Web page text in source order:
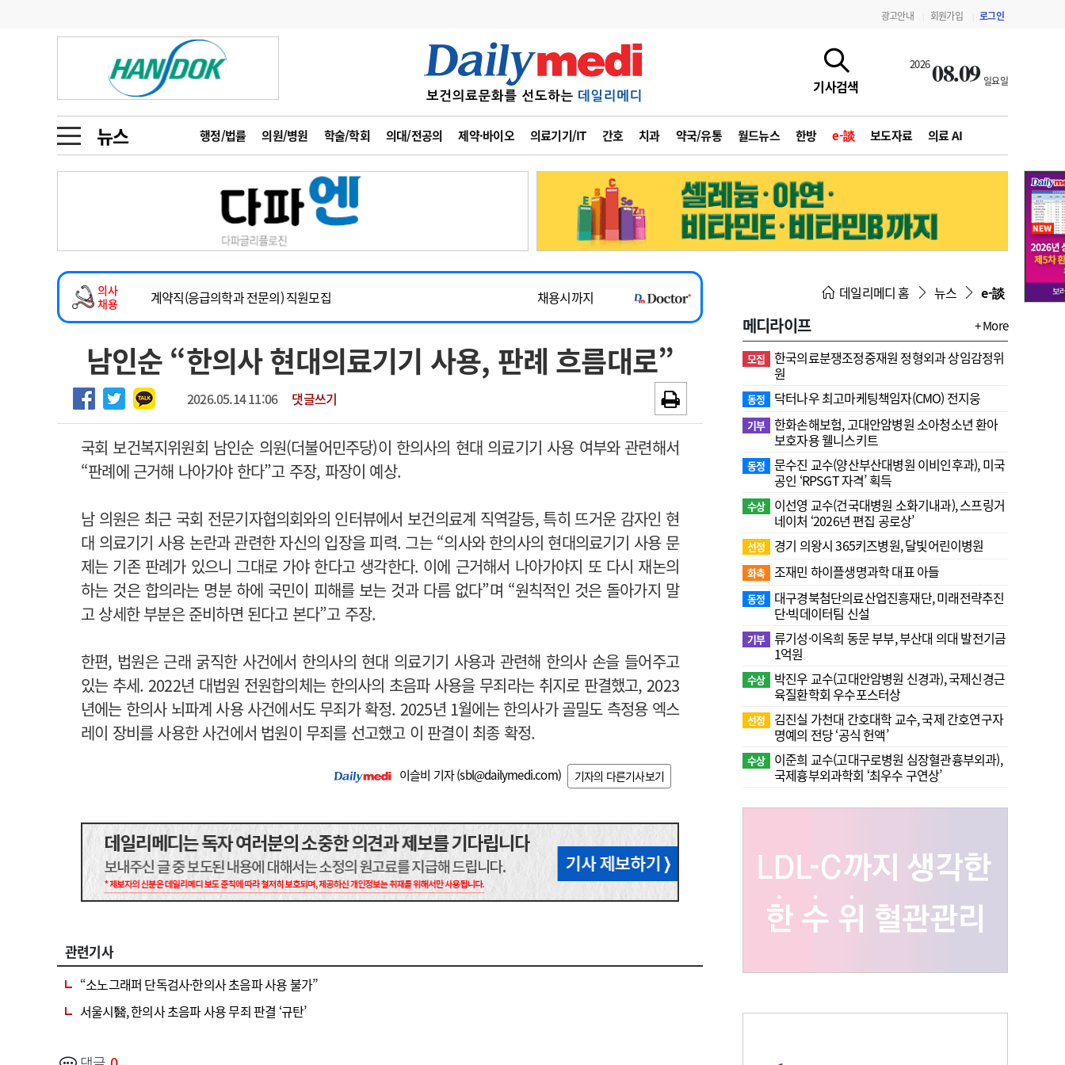
광고안내 회원가입 로그인
기사검색
202608.09 일요일
뉴스 행정/법률 의원/병원 학술/학회 의대/전공의 제약·바이오 의료기기/IT 간호 치과 약국/유통 월드뉴스 한방 e-談 보도자료 의료 AI
금주의 검색어
1
의사인력 수급 추계
2
성분명 처방
3
AI의료
4
전공의 모집 결과
6
관리급여 실시
지필공 지원책
수련환경 개선
의과대학 입시
인사 사고
오피니언 수첩
인물 초대석 피플
동영상뉴스
포토뉴스
메디 Hospital 지역병원 중소병원
인포메이션 행정처분 판례 정책/통계 공시 지침·기준·평가 약제급여 심사 결과
고객센터 회사소개 법적고지 광고안내
의사
채용
2026년 하반기 인턴 모집
~2026-08-31
마취통증의학과 임기제 임상의사 채용
채용시까지
계약직(응급의학과 전문의) 직원모집
채용시까지
하반기 전공의(레지던트1년차) 모집
~2026-08-15
2026년 하반기 인턴 모집
~2026-08-31
마취통증의학과 임기제 임상의사 채용
남인순 “한의사 현대의료기기 사용, 판례 흐름대로”
2026.05.14 11:06 댓글쓰기
국회 보건복지위원회 남인순 의원(더불어민주당)이 한의사의 현대 의료기기 사용 여부와 관련해서
“판례에 근거해 나아가야 한다”고 주장, 파장이 예상.
남 의원은 최근 국회 전문기자협의회와의 인터뷰에서 보건의료계 직역갈등, 특히 뜨거운 감자인 현
대 의료기기 사용 논란과 관련한 자신의 입장을 피력. 그는 “의사와 한의사의 현대의료기기 사용 문
제는 기존 판례가 있으니 그대로 가야 한다고 생각한다. 이에 근거해서 나아가야지 또 다시 재논의
하는 것은 합의라는 명분 하에 국민이 피해를 보는 것과 다름 없다”며 “원칙적인 것은 돌아가지 말
고 상세한 부분은 준비하면 된다고 본다”고 주장.
한편, 법원은 근래 굵직한 사건에서 한의사의 현대 의료기기 사용과 관련해 한의사 손을 들어주고
있는 추세. 2022년 대법원 전원합의체는 한의사의 초음파 사용을 무죄라는 취지로 판결했고, 2023
년에는 한의사 뇌파계 사용 사건에서도 무죄가 확정. 2025년 1월에는 한의사가 골밀도 측정용 엑스
레이 장비를 사용한 사건에서 법원이 무죄를 선고했고 이 판결이 최종 확정.
이슬비 기자 (sbl@dailymedi.com) 기자의 다른기사보기
관련기사
“소노그래퍼 단독검사·한의사 초음파 사용 불가”
서울시醫, 한의사 초음파 사용 무죄 판결 ‘규탄’
데일리메디 홈 뉴스 e-談
메디라이프 + More
모집
한국의료분쟁조정중재원 정형외과 상임감정위
원
동정 닥터나우 최고마케팅책임자(CMO) 전지웅
기부 한화손해보험, 고대안암병원 소아청소년 환아
보호자용 웰니스키트
동정
문수진 교수( 양산부산대병원 이비인후과), 미국
공인 ‘RPSGT 자격’ 획득
수상
이선영 교수(건국대병원 소화기내과), 스프링거
네이처 ‘2026년 편집 공로상’
선정 경기 의왕시 365키즈병원, 달빛어린이병원
화촉 조재민 하이플생명과학 대표 아들
동정
대구경북첨단의료산업진흥재단, 미래전략추진
단·빅데이터팀 신설
기부 류기성·이옥희 동문 부부, 부산대 의대 발전기금
1억원
수상
박진우 교수(고대안암병원 신경과), 국제신경근
육질환학회 우수포스터상
선정
김진실 가천대 간호대학 교수, 국제 간호연구자
명예의 전당 ‘공식 헌액’
수상
이준희 교수(고대구로병원 심장혈관흉부외과),
국제흉부외과학회 ‘최우수 구연상’